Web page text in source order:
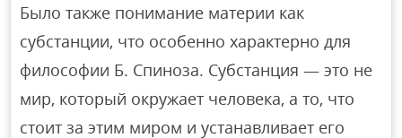
Было также понимание материи как
субстанции, что особенно характерно для
философии Б. Спиноза. Субстанция — это не
мир, который окружает человека, а то, что
стоит за этим миром и устанавливает его